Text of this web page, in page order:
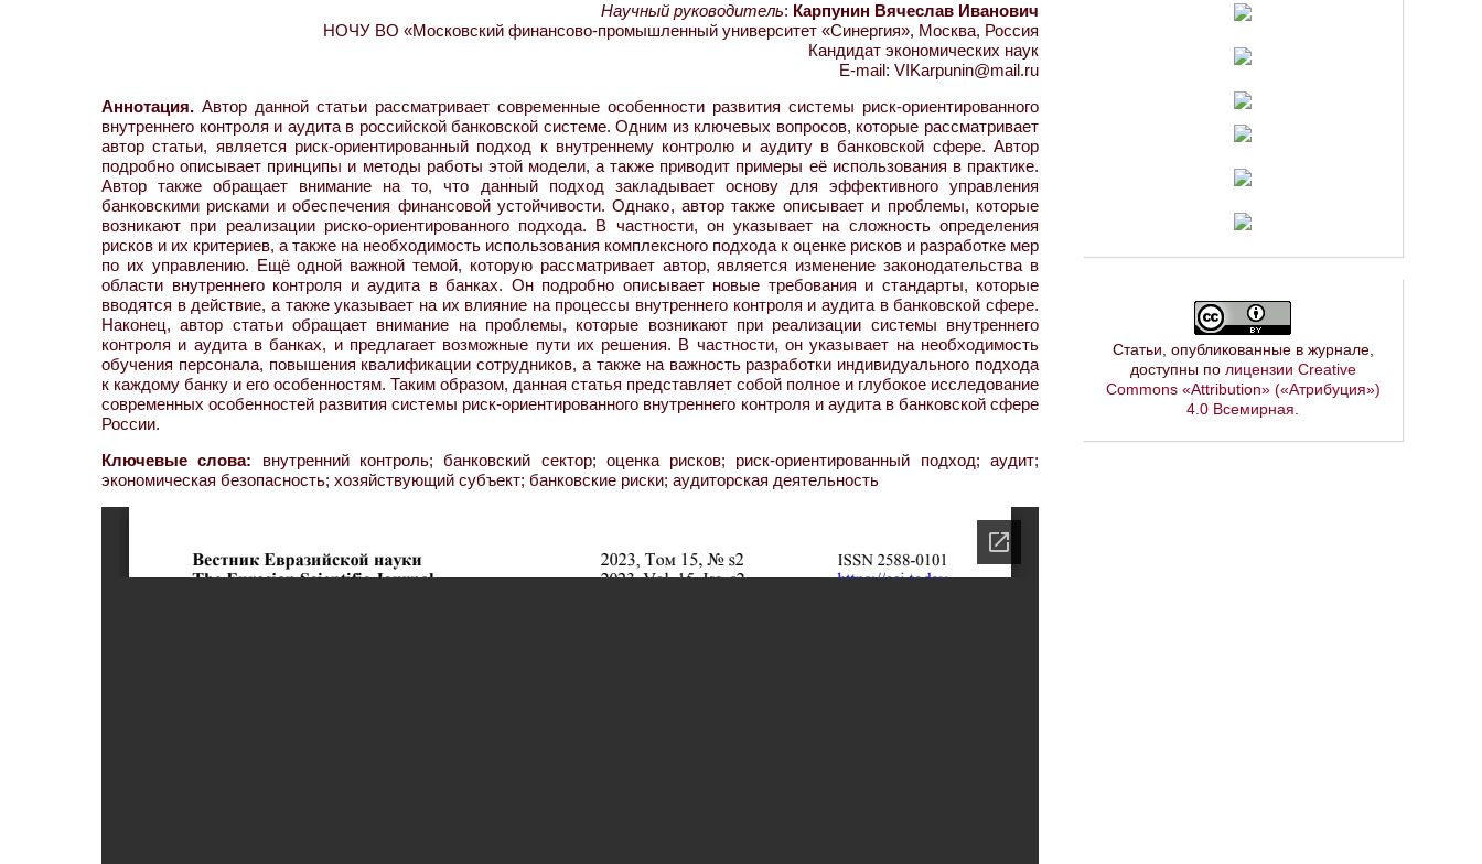
Научный руководитель: Карпунин Вячеслав Иванович
НОЧУ ВО «Московский финансово-промышленный университет «Синергия», Москва, Россия
Кандидат экономических наук
E-mail: VIKarpunin@mail.ru
Аннотация. Автор данной статьи рассматривает современные особенности развития системы риск-ориентированного
внутреннего контроля и аудита в российской банковской системе. Одним из ключевых вопросов, которые рассматривает
автор статьи, является риск-ориентированный подход к внутреннему контролю и аудиту в банковской сфере. Автор
подробно описывает принципы и методы работы этой модели, а также приводит примеры её использования в практике.
Автор также обращает внимание на то, что данный подход закладывает основу для эффективного управления
банковскими рисками и обеспечения финансовой устойчивости. Однако, автор также описывает и проблемы, которые
возникают при реализации риско-ориентированного подхода. В частности, он указывает на сложность определения
рисков и их критериев, а также на необходимость использования комплексного подхода к оценке рисков и разработке мер
по их управлению. Ещё одной важной темой, которую рассматривает автор, является изменение законодательства в
области внутреннего контроля и аудита в банках. Он подробно описывает новые требования и стандарты, которые
вводятся в действие, а также указывает на их влияние на процессы внутреннего контроля и аудита в банковской сфере.
Наконец, автор статьи обращает внимание на проблемы, которые возникают при реализации системы внутреннего
контроля и аудита в банках, и предлагает возможные пути их решения. В частности, он указывает на необходимость
обучения персонала, повышения квалификации сотрудников, а также на важность разработки индивидуального подхода
к каждому банку и его особенностям. Таким образом, данная статья представляет собой полное и глубокое исследование
современных особенностей развития системы риск-ориентированного внутреннего контроля и аудита в банковской сфере
России.
Ключевые слова: внутренний контроль; банковский сектор; оценка рисков; риск-ориентированный подход; аудит;
экономическая безопасность; хозяйствующий субъект; банковские риски; аудиторская деятельность
Статьи, опубликованные в журнале,
доступны по лицензии Creative
Commons «Attribution» («Атрибуция»)
4.0 Всемирная